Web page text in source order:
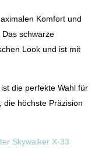
Komfort und
schwarze
Look und ist mit
ist die perfekte Wahl für
die höchste Präzision
Skywalker X-33